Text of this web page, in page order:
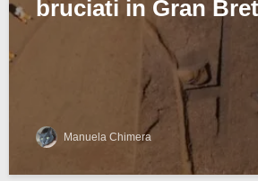
bruciati in Gran
Manuela Chimera